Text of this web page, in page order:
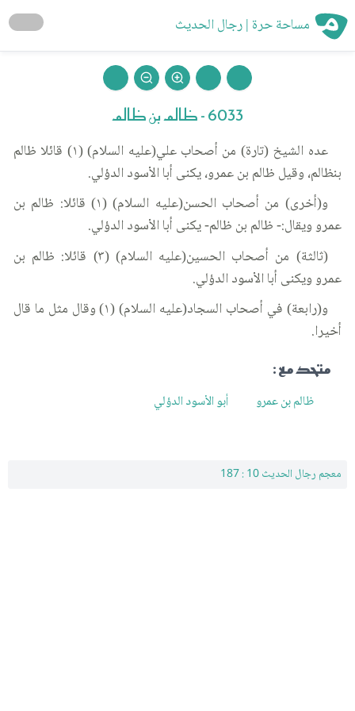
مساحة حرة | رجال الحديث
6033 - ظالم بن ظالم
عده الشيخ (تارة) من أصحاب علي(عليه السلام) (١) قائلا ظالم
بنظالم، وقيل ظالم بن عمرو، يكنى أبا الأسود الدؤلي.
و(أخرى) من أصحاب الحسن(عليه السلام) (١) قائلا: ظالم بن
عمرو ويقال:- ظالم بن ظالم- يكنى أبا الأسود الدؤلي.
(ثالثة) من أصحاب الحسين(عليه السلام) (٣) قائلا: ظالم بن
عمرو ويكنى أبا الأسود الدؤلي.
و(رابعة) في أصحاب السجاد(عليه السلام) (١) وقال مثل ما قال
أخيرا.
متحد مع :
ظالم بن عمرو أبو الأسود الدؤلي
معجم رجال الحديث 10 : 187